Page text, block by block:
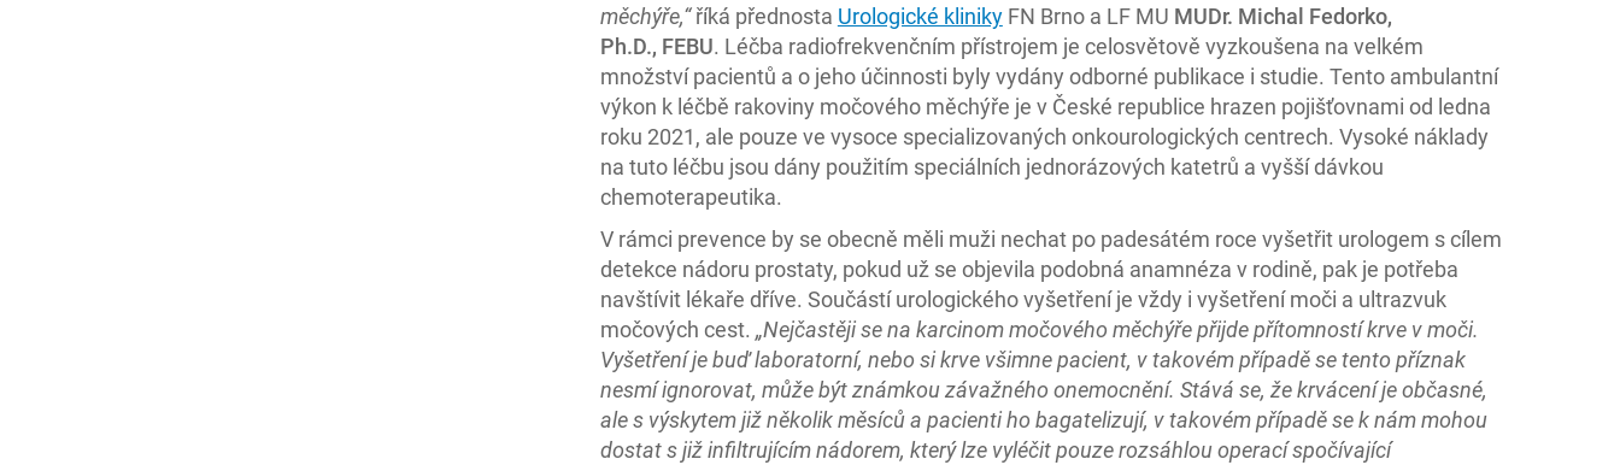
měchýře,“říká přednosta Urologické klinikyFN Brno a LF MU MUDr. Michal Fedorko,
Ph.D., FEBU. Léčba radiofrekvenčním přístrojem je celosvětově vyzkoušena na velkém
množství pacientů a o jeho účinnosti byly vydány odborné publikace i studie. Tento ambulantní
výkon k léčbě rakoviny močového měchýře je v České republice hrazen pojišťovnami od ledna
roku 2021, ale pouze ve vysoce specializovaných onkourologických centrech. Vysoké náklady
na tuto léčbu jsou dány použitím speciálních jednorázových katetrů a vyšší dávkou
chemoterapeutika.
V rámci prevence by se obecně měli muži nechat po padesátém roce vyšetřit urologem s cílem
detekce nádoru prostaty, pokud už se objevila podobná anamnéza v rodině, pak je potřeba
navštívit lékaře dříve. Součástí urologického vyšetření je vždy i vyšetření moči a ultrazvuk
močových cest. „Nejčastěji se na karcinom močového měchýře přijde přítomností krve v moči.
Vyšetření je buď laboratorní, nebo si krve všimne pacient, v takovém případě se tento příznak
nesmí ignorovat, může být známkou závažného onemocnění. Stává se, že krvácení je občasné,
ale s výskytem již několik měsíců a pacienti ho bagatelizují, v takovém případě se k nám mohou
dostat s již infiltrujícím nádorem, který lze vyléčit pouze rozsáhlou operací spočívající